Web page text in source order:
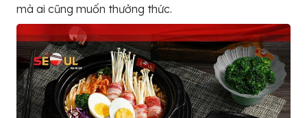
mà ai cũng muốn thưởng thức.